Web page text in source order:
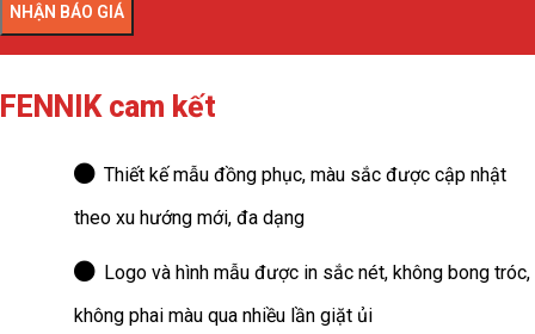
NHẬN BÁO GIÁ
FENNIK cam kết
Thiết kế mẫu đồng phục, màu sắc được cập nhật
theo xu hướng mới, đa dạng
Logo và hình mẫu được in sắc nét, không bong tróc,
không phai màu qua nhiều lần giặt ủi